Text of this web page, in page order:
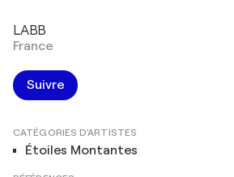
LABB
France
Suivre
CATÉGORIES D'ARTISTES
Étoiles Montantes